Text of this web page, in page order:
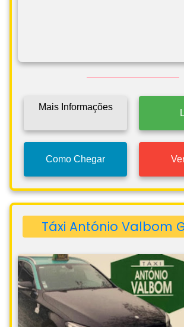
Mais Informações
Como Chegar
Táxi António Valbom